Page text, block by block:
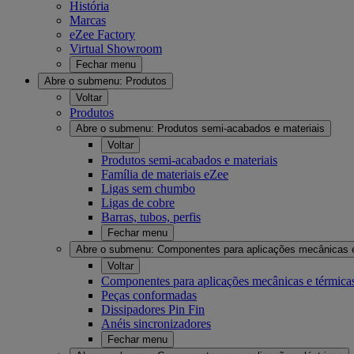
História
Marcas
eZee Factory
Virtual Showroom
Fechar menu
Abre o submenu: Produtos
Voltar
Produtos
Abre o submenu: Produtos semi-acabados e materiais
Voltar
Produtos semi-acabados e materiais
Família de materiais eZee
Ligas sem chumbo
Ligas de cobre
Barras, tubos, perfis
Fechar menu
Abre o submenu: Componentes para aplicações mecânicas
Voltar
Componentes para aplicações mecânicas e
Peças conformadas
Dissipadores Pin Fin
Anéis sincronizadores
Fechar menu